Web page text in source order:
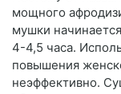
мощного
мушки
4-4,5 часа.
повышения
неэффективно.